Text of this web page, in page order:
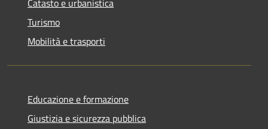
Catasto e urbanistica
Turismo
Mobilità e trasporti
Educazione e formazione
Giustizia e sicurezza pubblica